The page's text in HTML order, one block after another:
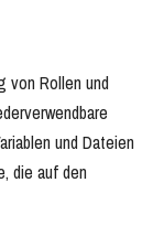
von Rollen und
und Dateien
die auf den